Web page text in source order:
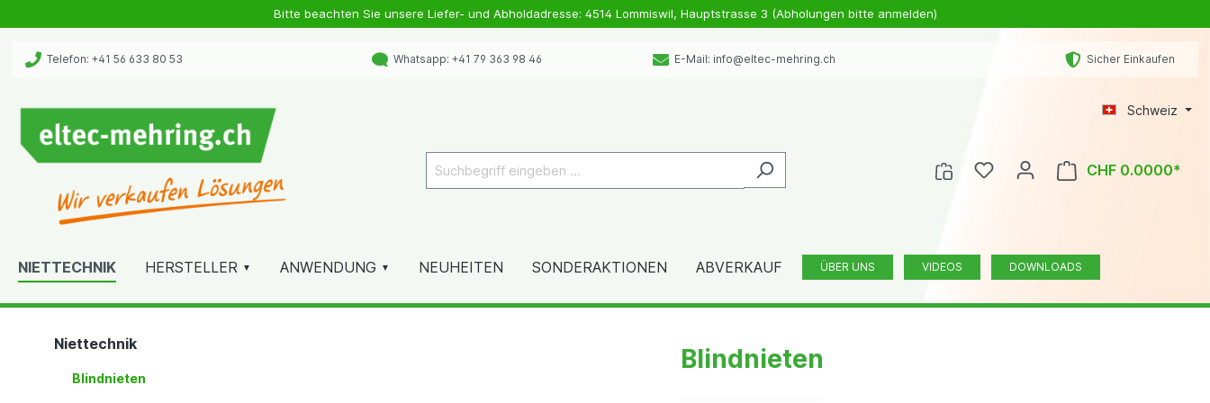
Bitte beachten Sie unsere Liefer- und Abholdadresse: 4514 Lommiswil, Hauptstrasse 3 (Abholungen bitte anmelden)
Telefon: +41 56 633 80 53 Whatsapp: +41 79 363 98 46 E-Mail: info@eltec-mehring.ch Sicher Einkaufen
Schweiz
CHF 0.0000*
NIETTECHNIK HERSTELLER ANWENDUNG NEUHEITEN SONDERAKTIONEN ABVERKAUF ÜBER UNS VIDEOS DOWNLOADS
Niettechnik
Blindnieten
Blindnieten